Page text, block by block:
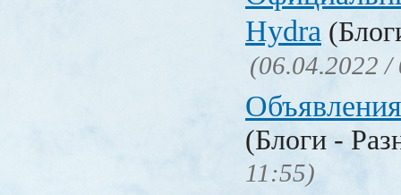
Hydra
(06.04.2022 /
(Блоги -
11:55)